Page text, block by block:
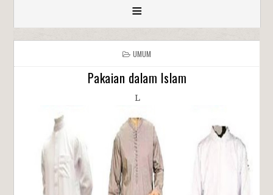
≡
UMUM
Pakaian dalam Islam
L